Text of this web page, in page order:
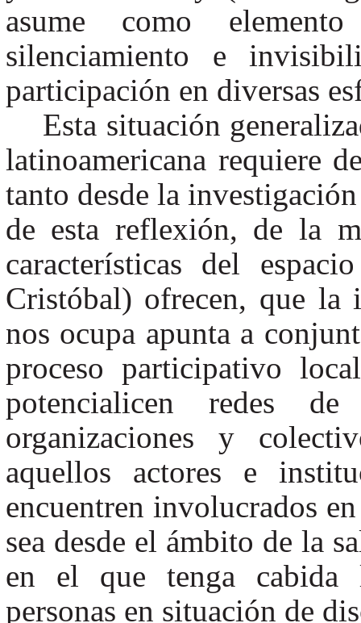
asume como
silenciamiento e
participación en diversas
Esta situación
latinoamericana requiere
tanto desde la
de esta reflexión, de la
características del
Cristóbal) ofrecen, que la
nos ocupa apunta a
proceso participativo
potencialicen redes
organizaciones y
aquellos actores e
encuentren involucrados
sea desde el ámbito de la
en el que tenga cabida
personas en situación de